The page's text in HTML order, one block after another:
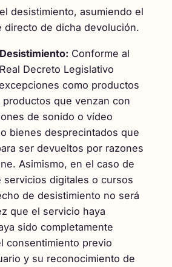
desistimiento, asumiendo el
directo de dicha devolución.
Conforme al
Decreto Legislativo
como productos
que venzan con
de sonido o vídeo
bienes desprecintados que
ser devueltos por razones
Asimismo, en el caso de
servicios digitales o cursos
de desistimiento no será
que el servicio haya
sido completamente
consentimiento previo
y su reconocimiento de